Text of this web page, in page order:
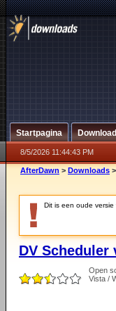
Startpagina
8/5/2026 11:44:43 PM
AfterDawn > Downloads >
Dit is een oude
DV Scheduler
Open
Vista /